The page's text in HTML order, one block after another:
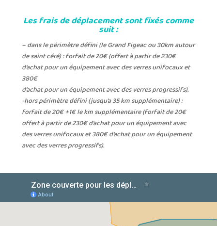
Les frais de déplacement sont fixés comme
suit :
– dans le périmètre défini (le Grand Figeac ou 30km autour
de saint céré) : forfait de 20€ (offert à partir de 230€
d’achat pour un équipement avec des verres unifocaux et
380€
d’achat pour un équipement avec des verres progressifs).
-hors périmètre défini (jusqu’a 35 km supplémentaire) :
forfait de 20€ +1€ le km supplémentaire (forfait de 20€
offert à partir de 230€ d’achat pour un équipement avec
des verres unifocaux et 380€ d’achat pour un équipement
avec des verres progressifs).